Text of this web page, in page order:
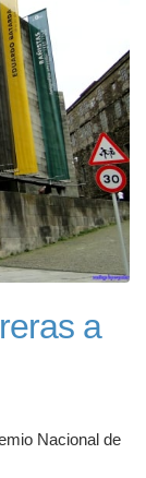
a
Nacional de